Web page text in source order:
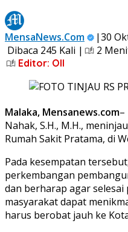
MensaNews.Com
|30
Dibaca 245 Kali |
2
Editor: Oll
Malaka, Mensanews.com–
Nahak, S.H., M.H.,
Rumah Sakit Pratama, di
Pada kesempatan
perkembangan
dan berharap agar selesai
masyarakat dapat
harus berobat jauh ke